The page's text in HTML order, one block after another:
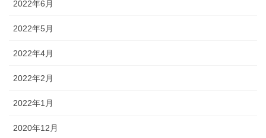
2022年6月
2022年5月
2022年4月
2022年2月
2022年1月
2020年12月